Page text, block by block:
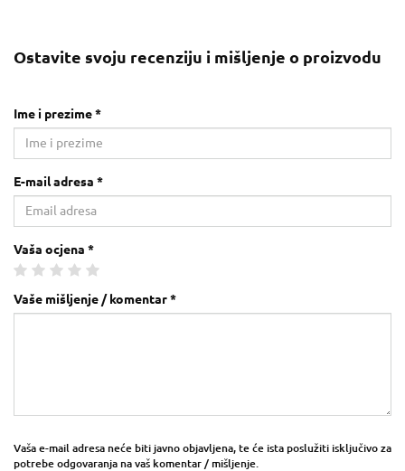
Ostavite svoju recenziju i mišljenje o proizvodu
Ime i prezime *
E-mail adresa *
Vaša ocjena *
Vaše mišljenje / komentar *
Vaša e-mail adresa neće biti javno objavljena, te će ista poslužiti isključivo za
potrebe odgovaranja na vaš komentar / mišljenje.